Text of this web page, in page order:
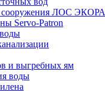
сооружения ЛОС ЭКОРА
Servo-Patron
и выгребных ям
воды